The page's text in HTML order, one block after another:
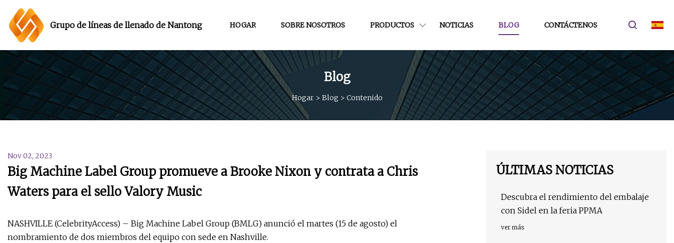
Grupo de líneas de llenado de Nantong HOGAR SOBRE NOSOTROS PRODUCTOS NOTICIAS BLOG CONTÁCTENOS
Blog
Hogar> Blog > Contenido
Nov 02, 2023
Big Machine Label Group promueve a Brooke Nixon y contrata a Chris
Waters para el sello Valory Music
NASHVILLE (CelebrityAccess) – Big Machine Label Group (BMLG) anunció el martes (15 de agosto) el
nombramiento de dos miembros del equipo con sede en Nashville.
ÚLTIMAS NOTICIAS
Descubra el rendimiento del embalaje
con Sidel en la feria PPMA
ver más